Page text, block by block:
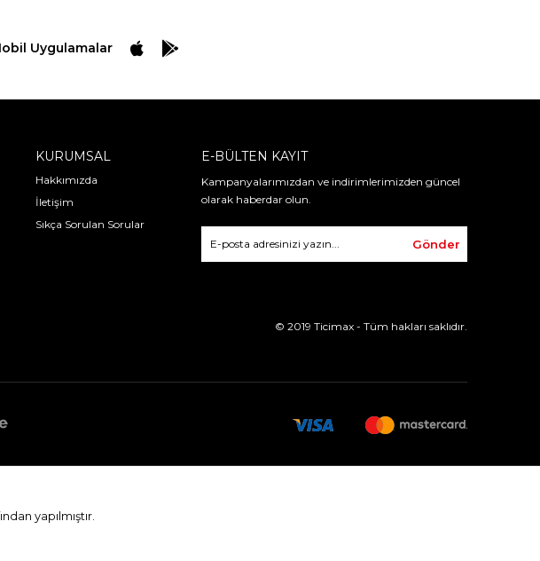
Uygulamalar
KURUMSAL
Hakkımızda
İletişim
Sıkça Sorulan Sorular
E-BÜLTEN KAYIT
Kampanyalarımızdan ve indirimlerimizden güncel
olarak haberdar olun.
Gönder
© 2019 Ticimax - Tüm hakları saklıdır.
yapılmıştır.